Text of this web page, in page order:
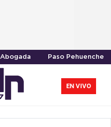
Abogada Paso Pehuenche
EN VIVO